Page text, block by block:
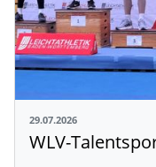
29.07.2026